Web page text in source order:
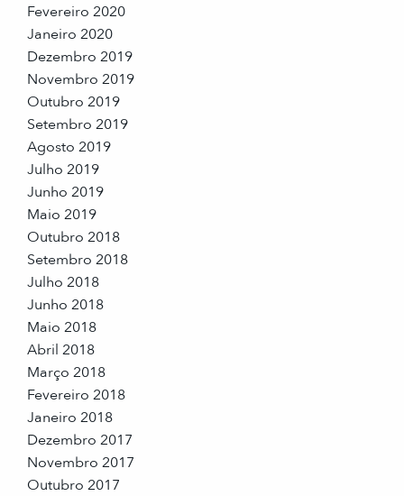
Fevereiro 2020
Janeiro 2020
Dezembro 2019
Novembro 2019
Outubro 2019
Setembro 2019
Agosto 2019
Julho 2019
Junho 2019
Maio 2019
Outubro 2018
Setembro 2018
Julho 2018
Junho 2018
Maio 2018
Abril 2018
Março 2018
Fevereiro 2018
Janeiro 2018
Dezembro 2017
Novembro 2017
Outubro 2017